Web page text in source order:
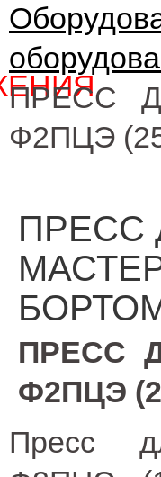
ПРЕСС
Ф2ПЦЭ
ПРЕСС
ПРЕСС
Ф2ПЦЭ
Пресс